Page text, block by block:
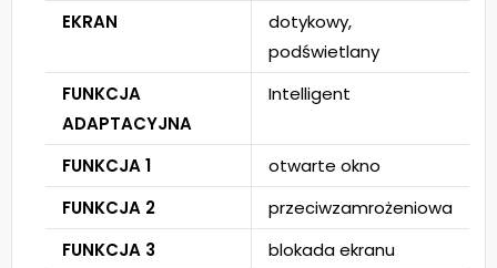
EKRAN
dotykowy,
podświetlany
FUNKCJA
ADAPTACYJNA
Intelligent
FUNKCJA 1
otwarte okno
FUNKCJA 2
przeciwzamrożeniowa
FUNKCJA 3
blokada ekranu